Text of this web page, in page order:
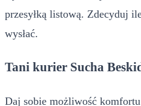
przesyłką listową. Zdecyduj
wysłać.
Tani kurier Sucha
Daj sobie możliwość